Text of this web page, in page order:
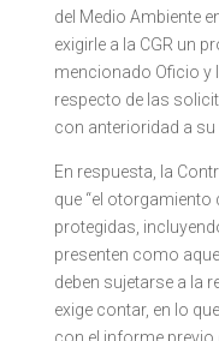
del Medio Ambiente
exigirle a la CGR un
mencionado Oficio y
respecto de las
con anterioridad a su
En respuesta, la
que “el
protegidas,
presenten como
deben sujetarse a la
exige contar, en lo
con el informe previo